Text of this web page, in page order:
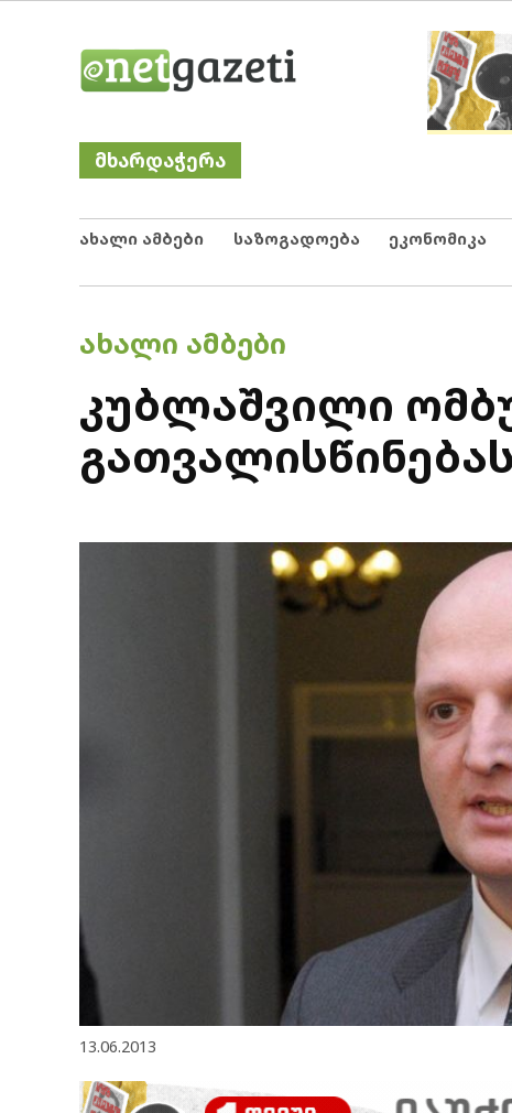
Netgazeti
მხარდაჭერა
ახალი ამბები საზოგადოება ეკონომიკა
POSTED
ᲐᲮᲐᲚᲘ ᲐᲛᲑᲔᲑᲘ
კუბლაშვილი
13.06.2013